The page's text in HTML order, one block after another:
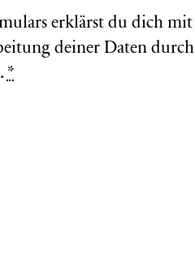
erklärst du dich mit
deiner Daten durch
*